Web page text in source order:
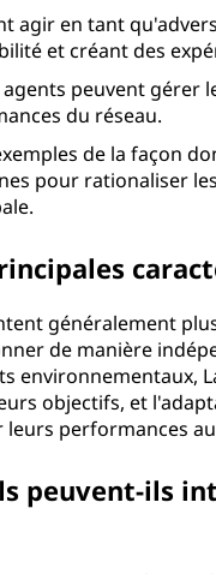
agir en tant
et créant des
agents peuvent gérer
du réseau.
de la façon
pour rationaliser
généralement
de manière
environnementaux,
objectifs, et
leurs performances
peuvent-ils